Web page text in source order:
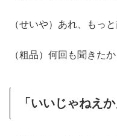
（せいや）あれ、もっ
（粗品）何回も聞きた
「いいじゃねえ